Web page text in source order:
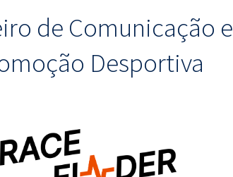
de Comunicação e
Desportiva